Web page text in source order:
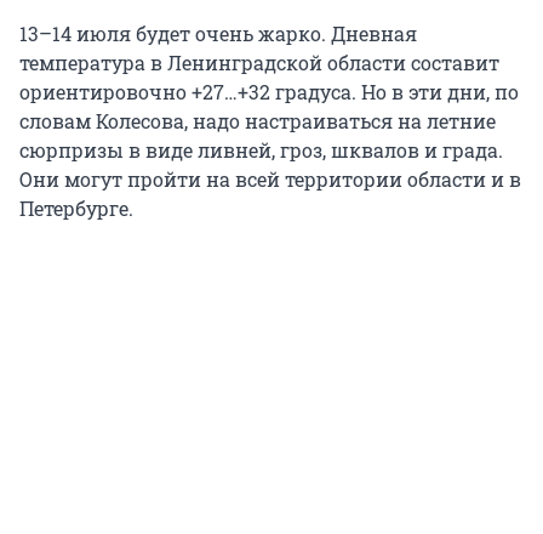
13–14 июля будет очень жарко. Дневная
температура в Ленинградской области составит
ориентировочно +27…+32 градуса. Но в эти дни, по
словам Колесова, надо настраиваться на летние
сюрпризы в виде ливней, гроз, шквалов и града.
Они могут пройти на всей территории области и в
Петербурге.